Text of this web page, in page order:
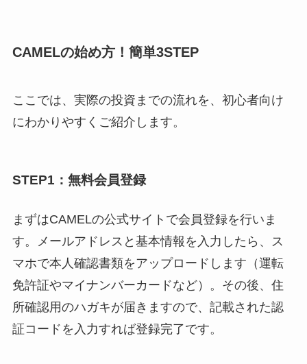
CAMELの始め方！簡単3STEP
ここでは、実際の投資までの流れを、初心者向け
にわかりやすくご紹介します。
STEP1：無料会員登録
まずはCAMELの公式サイトで会員登録を行いま
す。メールアドレスと基本情報を入力したら、ス
マホで本人確認書類をアップロードします（運転
免許証やマイナンバーカードなど）。その後、住
所確認用のハガキが届きますので、記載された認
証コードを入力すれば登録完了です。